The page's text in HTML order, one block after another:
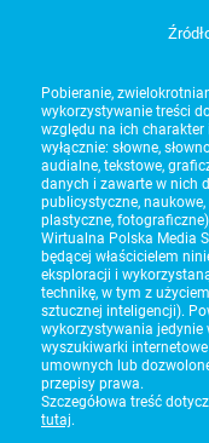
Pobieranie,
wykorzystywanie treści
względu na ich
wyłącznie: słowne,
audialne, tekstowe,
danych i zawarte w nich
publicystyczne,
plastyczne,
Wirtualna Polska Media
będącej właścicielem
eksploracji i
technikę, w tym z
sztucznej inteligencji).
wykorzystywania jedynie
wyszukiwarki
umownych lub
przepisy prawa.
Szczegółowa treść
tutaj.